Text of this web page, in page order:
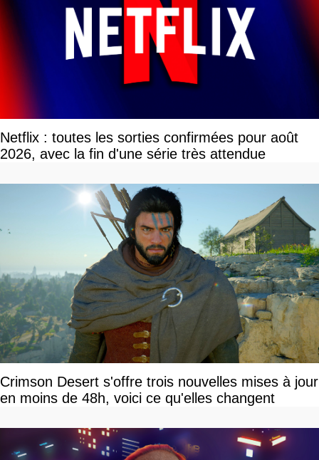
Netflix : toutes les sorties confirmées pour août
2026, avec la fin d'une série très attendue
Crimson Desert s'offre trois nouvelles mises à jour
en moins de 48h, voici ce qu'elles changent